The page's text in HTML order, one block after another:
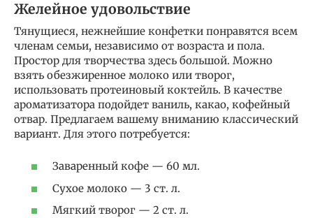
Желейное удовольствие
Тянущиеся, нежнейшие конфетки понравятся всем
членам семьи, независимо от возраста и пола.
Простор для творчества здесь большой. Можно
взять обезжиренное молоко или творог,
использовать протеиновый коктейль. В качестве
ароматизатора подойдет ваниль, какао, кофейный
отвар. Предлагаем вашему вниманию классический
вариант. Для этого потребуется:
Заваренный кофе — 60 мл.
Сухое молоко — 3 ст. л.
Мягкий творог — 2 ст. л.